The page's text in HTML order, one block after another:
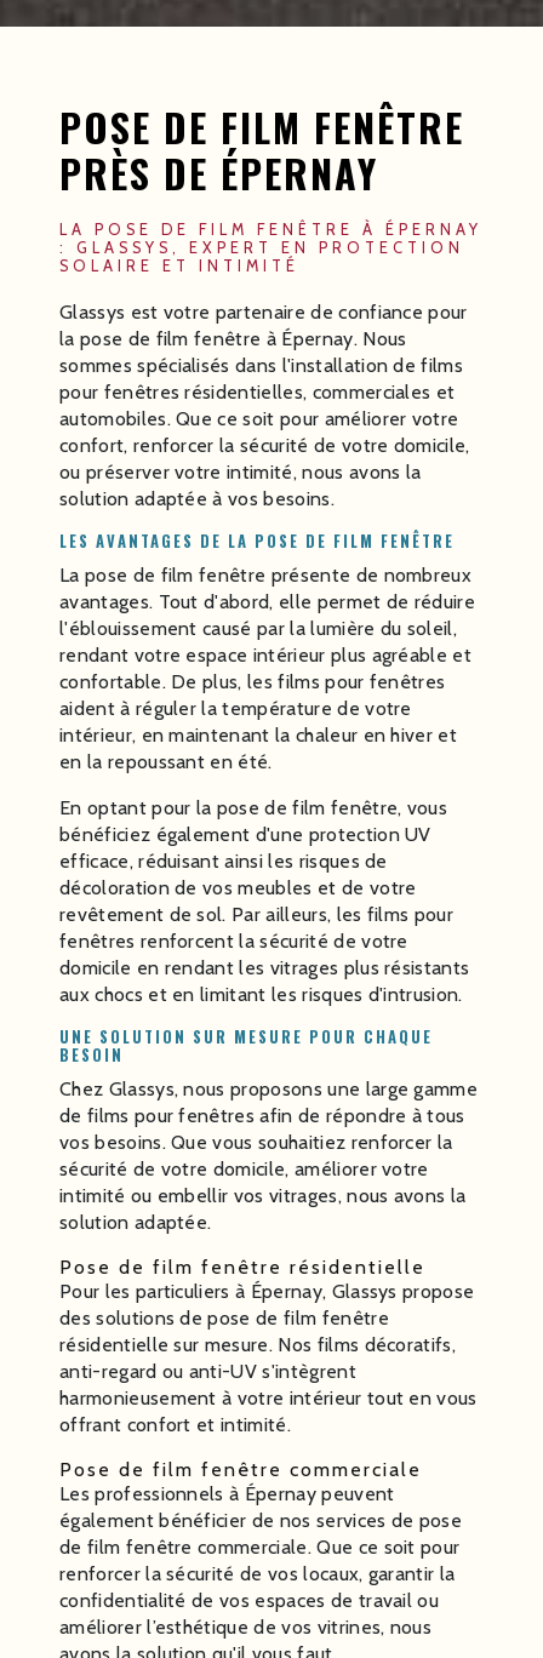
POSE DE FILM FENÊTRE
PRÈS DE ÉPERNAY
LA POSE DE FILM FENÊTRE À ÉPERNAY
: GLASSYS, EXPERT EN PROTECTION
SOLAIRE ET INTIMITÉ
Glassys est votre partenaire de confiance pour
la pose de film fenêtre à Épernay. Nous
sommes spécialisés dans l'installation de films
pour fenêtres résidentielles, commerciales et
automobiles. Que ce soit pour améliorer votre
confort, renforcer la sécurité de votre domicile,
ou préserver votre intimité, nous avons la
solution adaptée à vos besoins.
LES AVANTAGES DE LA POSE DE FILM FENÊTRE
La pose de film fenêtre présente de nombreux
avantages. Tout d'abord, elle permet de réduire
l'éblouissement causé par la lumière du soleil,
rendant votre espace intérieur plus agréable et
confortable. De plus, les films pour fenêtres
aident à réguler la température de votre
intérieur, en maintenant la chaleur en hiver et
en la repoussant en été.
En optant pour la pose de film fenêtre, vous
bénéficiez également d'une protection UV
efficace, réduisant ainsi les risques de
décoloration de vos meubles et de votre
revêtement de sol. Par ailleurs, les films pour
fenêtres renforcent la sécurité de votre
domicile en rendant les vitrages plus résistants
aux chocs et en limitant les risques d'intrusion.
UNE SOLUTION SUR MESURE POUR CHAQUE
BESOIN
Chez Glassys, nous proposons une large gamme
de films pour fenêtres afin de répondre à tous
vos besoins. Que vous souhaitiez renforcer la
sécurité de votre domicile, améliorer votre
intimité ou embellir vos vitrages, nous avons la
solution adaptée.
Pose de film fenêtre résidentielle
Pour les particuliers à Épernay, Glassys propose
des solutions de pose de film fenêtre
résidentielle sur mesure. Nos films décoratifs,
anti-regard ou anti-UV s'intègrent
harmonieusement à votre intérieur tout en vous
offrant confort et intimité.
Pose de film fenêtre commerciale
Les professionnels à Épernay peuvent
également bénéficier de nos services de pose
de film fenêtre commerciale. Que ce soit pour
renforcer la sécurité de vos locaux, garantir la
confidentialité de vos espaces de travail ou
améliorer l’esthétique de vos vitrines, nous